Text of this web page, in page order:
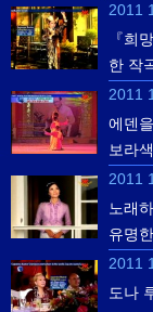
2011
『희
한 작
2011
에덴
보라
2011
노래
유명
2011
도나